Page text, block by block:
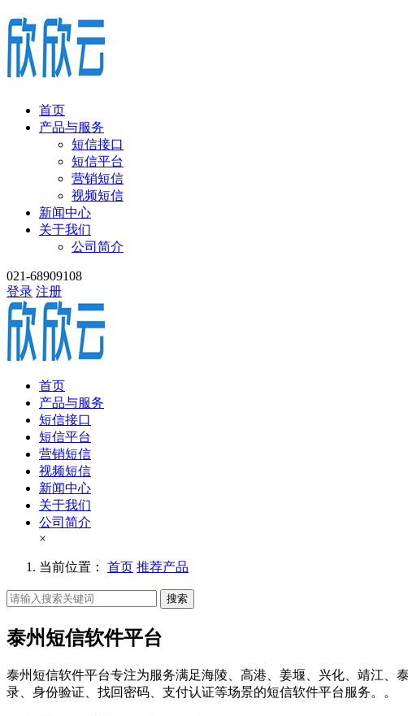
首页
产品与服务
短信接口
短信平台
营销短信
视频短信
新闻中心
关于我们
公司简介
021-68909108
登录 注册
首页
产品与服务
短信接口
短信平台
营销短信
视频短信
新闻中心
关于我们
公司简介
×
当前位置： 首页 推荐产品
搜索
泰州短信软件平台
泰州短信软件平台专注为服务满足海陵、高港、姜堰、兴化、靖江
录、身份验证、找回密码、支付认证等场景的短信软件平台服务。。